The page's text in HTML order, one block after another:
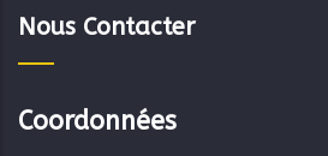
Nous Contacter
Coordonnées